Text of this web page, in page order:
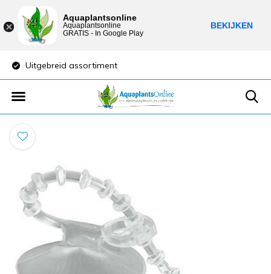
Uitgebreid assortiment
Aquaplantsonline
Aquaplantsonline
GRATIS - In Google Play
BEKIJKEN